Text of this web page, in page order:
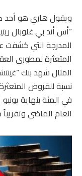
ويقول هاري هو أحد
المدرجة التي
المتعثرة لمطوري
المثال شهد بنك
العام الماضي